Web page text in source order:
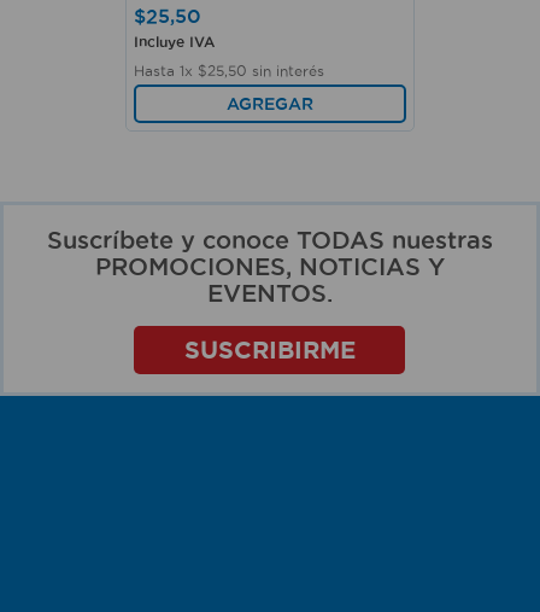
$25,50
Incluye IVA
Hasta 1x $25 50 sin interés
AGREGAR
Suscríbete y conoce TODAS nuestras
PROMOCIONES, NOTICIAS Y
EVENTOS.
SUSCRIBIRME